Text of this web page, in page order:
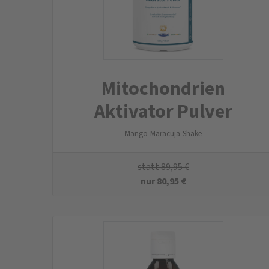
Mitochondrien
Aktivator Pulver
Mango-Maracuja-Shake
statt89,95€
nur80,95 €